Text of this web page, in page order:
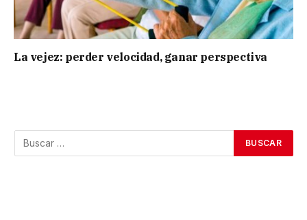
La vejez: perder velocidad, ganar perspectiva